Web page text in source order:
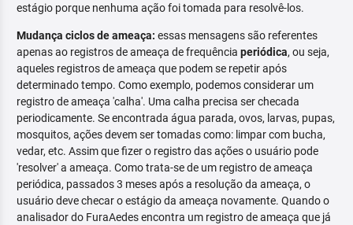
estágio porque nenhuma ação foi tomada para resolvê-los.
Mudança ciclos de ameaça: essas mensagens são referentes
apenas ao registros de ameaça de frequência periódica, ou seja,
aqueles registros de ameaça que podem se repetir após
determinado tempo. Como exemplo, podemos considerar um
registro de ameaça 'calha'. Uma calha precisa ser checada
periodicamente. Se encontrada água parada, ovos, larvas, pupas,
mosquitos, ações devem ser tomadas como: limpar com bucha,
vedar, etc. Assim que fizer o registro das ações o usuário pode
'resolver' a ameaça. Como trata-se de um registro de ameaça
periódica, passados 3 meses após a resolução da ameaça, o
usuário deve checar o estágio da ameaça novamente. Quando o
analisador do FuraAedes encontra um registro de ameaça que já